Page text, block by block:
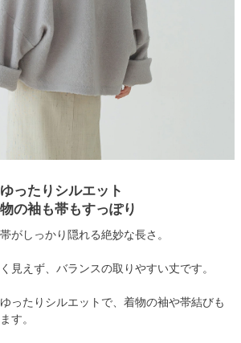
ゆったりシルエット
の袖も帯もすっぽり
がしっかり隠れる絶妙な長さ。
見えず、バランスの取りやすい丈です。
ったりシルエットで、着物の袖や帯結びも
す。